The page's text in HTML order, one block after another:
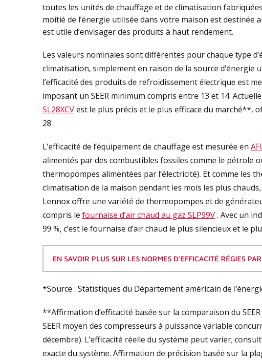
toutes les unités de chauffage et de climatisation
moitié de l’énergie utilisée dans votre maison est destinée
est utile d’envisager des produits à haut rendement.
Les valeurs nominales sont différentes pour chaque type
climatisation, simplement en raison de la source d’énergie
l’efficacité des produits de refroidissement électrique est
imposant un SEER minimum compris entre 13 et 14.
SL28XCVest le plus précis et le plus efficace du marché**,
28 .
L’efficacité de l’équipement de chauffage est mesurée en
alimentés par des combustibles fossiles comme le pétrole
thermopompes alimentées par l’électricité). Et comme les
climatisation de la maison pendant les mois les plus chauds,
Lennox offre une variété de thermopompes et de
compris le fournaise d’air chaud au gaz SLP99V. Avec un
99 %, c’est le fournaise d’air chaud le plus silencieux et le
EN SAVOIR PLUS SUR LES NORMES D’EFFICACITÉ RÉGIES
*Source : Statistiques du Département américain de
**Affirmation d’efficacité basée sur la comparaison du
SEER moyen des compresseurs à puissance variable
décembre). L’efficacité réelle du système peut varier;
exacte du système. Affirmation de précision basée sur la